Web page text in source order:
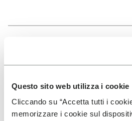
Questo sito web utilizza i cookie
Cliccando su “Accetta tutti i
memorizzare i cookie sul
MELDEN SIE SICH AN UND
UNSERE NEUESTEN ANGEBOTE